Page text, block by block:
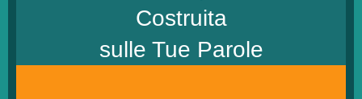
Costruita
sulle Tue Parole